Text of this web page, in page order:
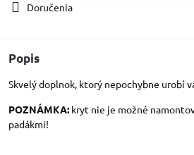
Doručenia
Popis
Skvelý doplnok, ktorý nepochybne urobí
POZNÁMKA: kryt nie je možné
padákmi!